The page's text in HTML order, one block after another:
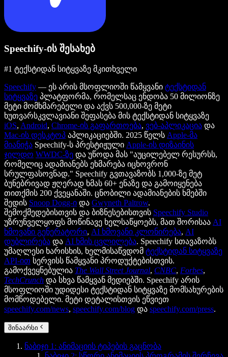
Speechify-ის შესახებ
#1 ტექსტიდან სიტყვაზე მკითხველი
Speechify — ეს არის მსოფლიოში წამყვანი ტექსტიდან
სიტყვაზე პლატფორმა, რომელსაც ენდობა 50 მილიონზე
მეტი მომხმარებელი და აქვს 500,000-ზე მეტი
ხუთვარსკვლავიანი შეფასება მის ტექსტიდან სიტყვაზე
iOS, Android, Chrome-ის გაფართოება, ვებ-აპლიკაცია და
Mac-ის დესკტოპ აპლიკაციებში. 2025 წელს Apple-მა
მიანიჭა Speechify-ს პრესტიჟული Apple-ის დიზაინის
ჯილდო WWDC-ზე და უწოდა მას "აუცილებელ რესურსს,
რომელიც ადამიანებს ეხმარება იცხოვრონ
სრულფასოვნად." Speechify გვთავაზობს 1,000-ზე მეტ
ბუნებრივად ჟღერად ხმას 60+ ენაზე და გამოიყენება
თითქმის 200 ქვეყანაში. ცნობილი ადამიანების ხმებში
შედის Snoop Dogg-ი და Gwyneth Paltrow.
შემოქმედებისთვის და ბიზნესებისთვის Speechify Studio
უზრუნველყოფს მოწინავე ხელსაწყოებს, მათ შორისაა AI
ხმოვანი გენერატორი, AI ხმოვანი კლონირება, AI
დუბლირება და AI ხმის ცვლილება. Speechify სთავაზობს
უმაღლესი ხარისხის, ხელმისაწვდომ ტექსტიდან სიტყვაზე
API-ით სერვისს წამყვანი პროდუქტებისთვის.
გამოქვეყნებულია The Wall Street Journal, CNBC, Forbes,
TechCrunch და სხვა წამყვან მედიებში. Speechify არის
მსოფლიოში უდიდესი ტექსტიდან სიტყვაზე მომსახურების
მომწოდებელი. მეტი დეტალისთვის ეწვიეთ
speechify.com/news, speechify.com/blog და speechify.com/press.
შინაარსი
ნაბიჯი 1: ანიმაციის ტიპების გაცნობა